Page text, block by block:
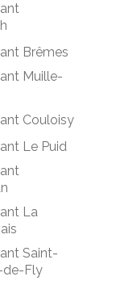
Brêmes
Muille-
Couloisy
Le Puid
La
Saint-
de-Fly